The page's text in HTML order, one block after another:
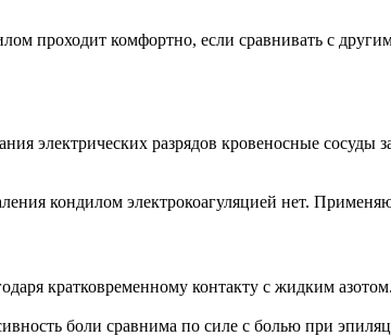
проходит комфортно, если сравнивать с
электрических разрядов кровеносные сосуды
кондилом электрокоагуляцией нет.
кратковременному контакту с жидким азотом.
боли сравнима по силе с болью при